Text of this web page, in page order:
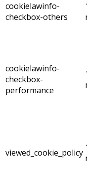
cookielawinfo-
checkbox-others
cookielawinfo-
checkbox-
performance
viewed_cookie_policy